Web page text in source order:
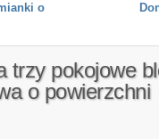
o
trzy pokojowe
o powierzchni